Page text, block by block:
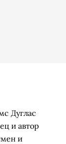
Дуглас
и автор
и